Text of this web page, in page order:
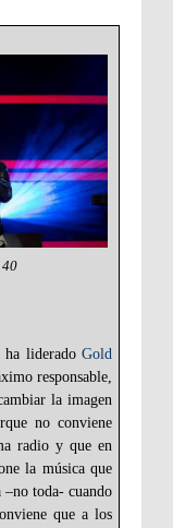
40
ha lideradoGold
responsable,
la imagen
no conviene
radio y que en
la música que
–no toda- cuando
que a los